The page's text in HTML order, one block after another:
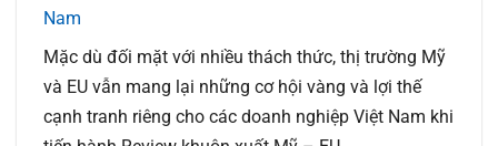
Nam
Mặc dù đối mặt với nhiều thách thức, thị trường Mỹ
và EU vẫn mang lại những cơ hội vàng và lợi thế
cạnh tranh riêng cho các doanh nghiệp Việt Nam khi